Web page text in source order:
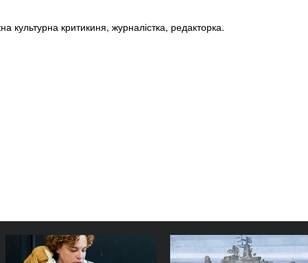
культурна критикиня, журналістка, редакторка.
Травми війни: як Хібукі-
Психологічний